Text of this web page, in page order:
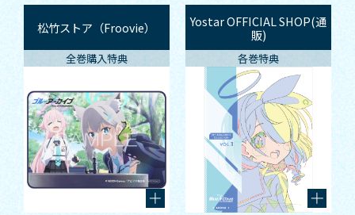
松竹ストア（Froovie）
全巻購入特典
Yostar OFFICIAL SHOP(通
販)
各巻特典